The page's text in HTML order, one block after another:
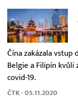
Čína zakázala vstup
Belgie a Filipín
covid-19.
ČTK - 05.11.2020